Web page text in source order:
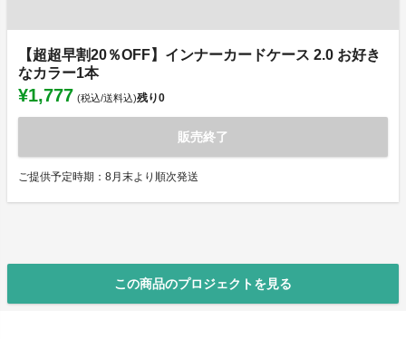
【超超早割20％OFF】インナーカードケース 2.0 お好き
なカラー1本
¥1,777 (税込/送料込)残り0
販売終了
ご提供予定時期：8月末より順次発送
この商品のプロジェクトを見る